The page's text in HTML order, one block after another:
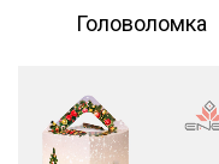
Головоломка